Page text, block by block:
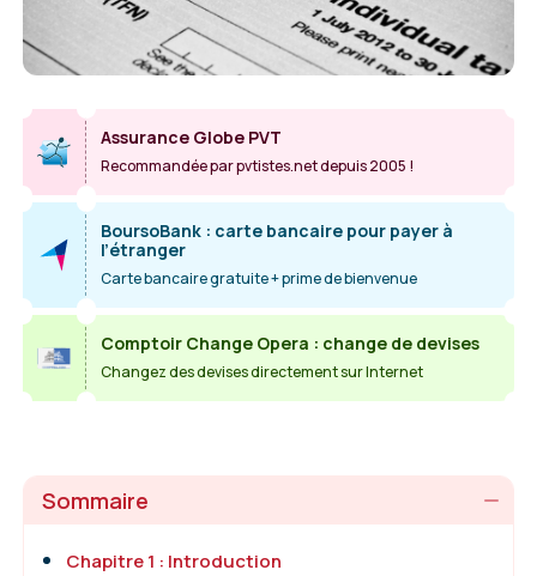
Assurance Globe PVT
Recommandée par pvtistes.net depuis 2005 !
BoursoBank : carte bancaire pour payer à
l’étranger
Carte bancaire gratuite + prime de bienvenue
Comptoir Change Opera : change de devises
Changez des devises directement sur Internet
Sommaire
Chapitre 1 : Introduction